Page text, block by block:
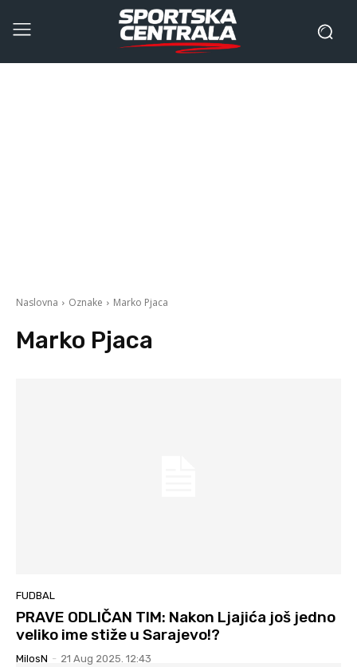
Naslovna Oznake Marko Pjaca
Marko Pjaca
FUDBAL
PRAVE ODLIČAN TIM: Nakon Ljajića još jedno
veliko ime stiže u Sarajevo!?
MilosN - 21 Aug 2025. 12:43